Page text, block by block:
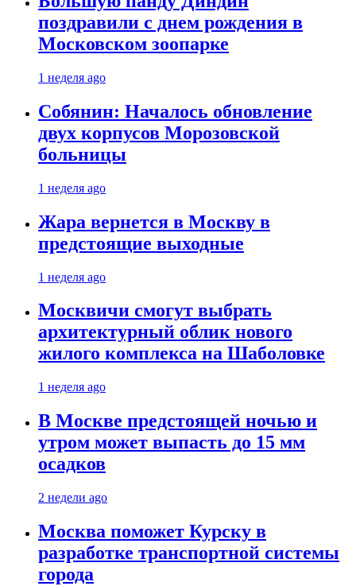
поздравили с днем рождения в
Московском зоопарке
1 неделя ago
Собянин: Началось обновление
двух корпусов Морозовской
больницы
1 неделя ago
Жара вернется в Москву в
предстоящие выходные
1 неделя ago
Москвичи смогут выбрать
архитектурный облик нового
жилого комплекса на Шаболовке
1 неделя ago
В Москве предстоящей ночью и
утром может выпасть до 15 мм
осадков
2 недели ago
Москва поможет Курску в
разработке транспортной системы
города